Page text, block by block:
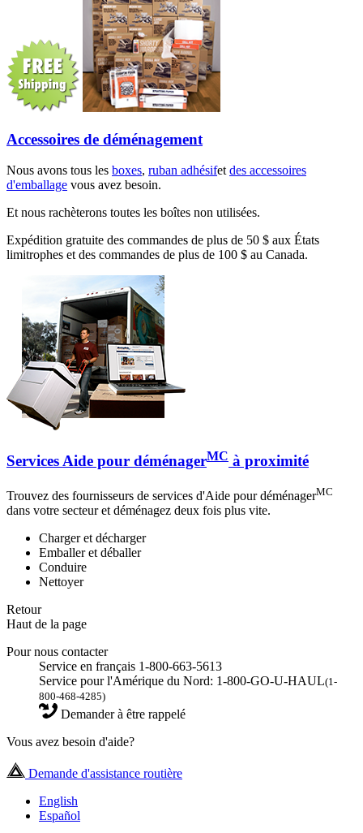
Accessoires de déménagement
Nous avons tous les boxes, ruban adhésifetdes accessoires
d'emballage vous avez besoin.
Et nous rachèterons toutes les boîtes non utilisées.
Expédition gratuite des commandes de plus de 50 $ aux États
limitrophes et des commandes de plus de 100 $ au Canada.
Services Aide pour déménagerMC à proximité
Trouvez des fournisseurs de services d'Aide pour déménagerMC
dans votre secteur et déménagez deux fois plus vite.
Charger et décharger
Emballer et déballer
Conduire
Nettoyer
Retour
Haut de la page
Pour nous contacter
Service en français 1-800-663-5613
Service pour l'Amérique du Nord: 1-800-GO-U-HAUL(1-
800-468-4285)
Demander à être rappelé
Vous avez besoin d'aide?
Demande d'assistance routière
English
Español